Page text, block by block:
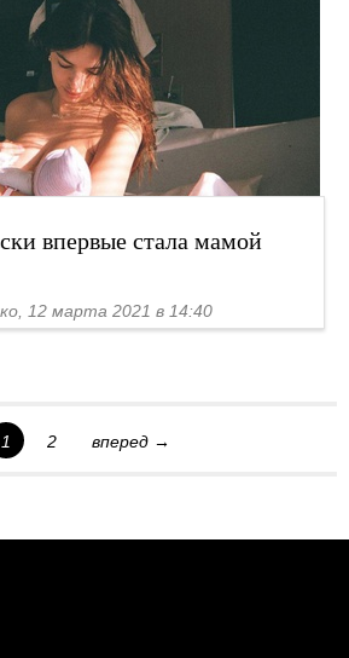
впервые стала мамой
12 марта 2021 в 14:40
1 2 вперед →